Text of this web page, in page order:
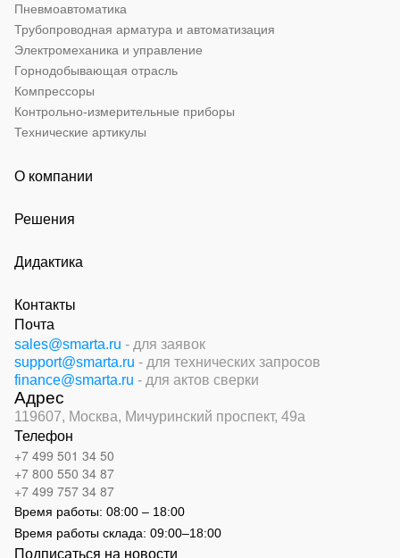
Пневмоавтоматика
Трубопроводная арматура и автоматизация
Электромеханика и управление
Горнодобывающая отрасль
Компрессоры
Контрольно-измерительные приборы
Технические артикулы
О компании
Решения
Дидактика
Контакты
Почта
sales@smarta.ru - для заявок
support@smarta.ru - для технических запросов
finance@smarta.ru - для актов сверки
Адрес
119607, Москва, Мичуринский проспект, 49а
Телефон
+7 499 501 34 50
+7 800 550 34 87
+7 499 757 34 87
Время работы: 08:00 – 18:00
Время работы склада: 09:00–18:00
Подписаться на новости